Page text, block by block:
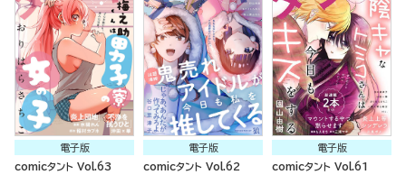
電子版
comicタント Vol.63
電子版
comicタント Vol.62
電子版
comicタント Vol.61